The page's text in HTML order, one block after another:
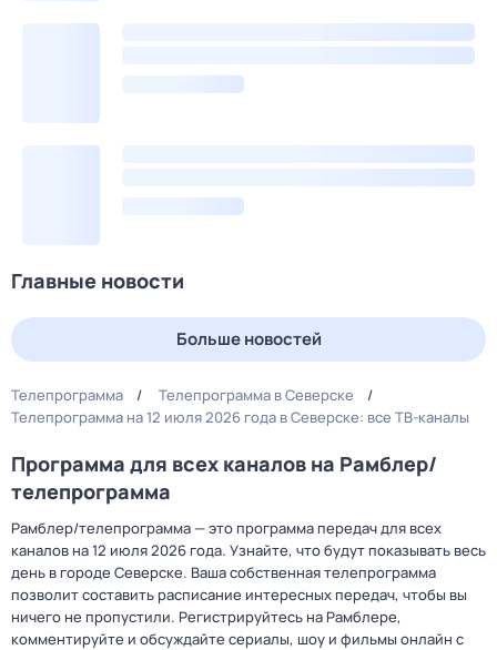
Главные новости
Больше новостей
Телепрограмма
Телепрограмма в Северске
Телепрограмма на 12 июля 2026 года в Северске: все ТВ-каналы
Программа для всех каналов на Рамблер/
телепрограмма
Рамблер/телепрограмма — это программа передач для всех
каналов на 12 июля 2026 года. Узнайте, что будут показывать весь
день в городе Северске. Ваша собственная телепрограмма
позволит составить расписание интересных передач, чтобы вы
ничего не пропустили. Регистрируйтесь на Рамблере,
комментируйте и обсуждайте сериалы, шоу и фильмы онлайн с